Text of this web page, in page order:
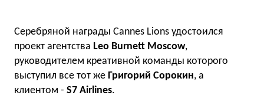
Серебряной награды Cannes Lions удостоился
проект агентства Leo Burnett Moscow,
руководителем креативной команды которого
выступил все тот же Григорий Сорокин, а
клиентом - S7 Airlines.